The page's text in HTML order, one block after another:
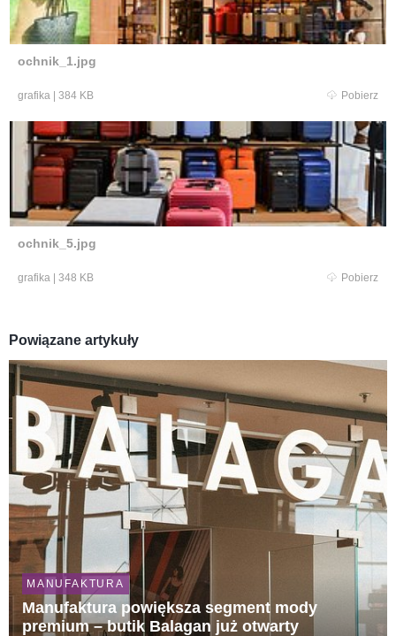
ochnik_1.jpg
grafika | 384 KB Pobierz
ochnik_5.jpg
grafika | 348 KB Pobierz
Powiązane artykuły
MANUFAKTURA
Manufaktura powiększa segment mody
premium – butik Balagan już otwarty